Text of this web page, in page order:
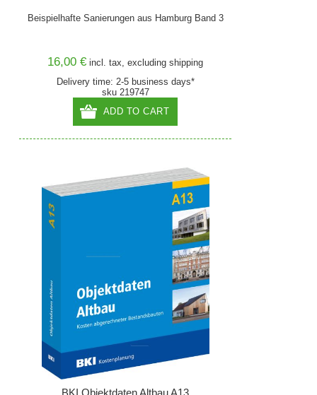
Beispielhafte Sanierungen aus Hamburg Band 3
16,00 € incl. tax, excludingshipping
Delivery time: 2-5 business days*
sku 219747
ADD TO CART
BKI Objektdaten Altbau A13